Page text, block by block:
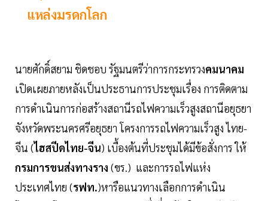
แหล่งมรดกโลก
นายศักดิ์สยาม ชิดชอบ รัฐมนตรีว่าการกระทรวงคมนาคม
เปิดเผยภายหลังเป็นประธานการประชุมเรื่อง การติดตาม
การดำเนินการก่อสร้างสถานีรถไฟความเร็วสูงสถานีอยุธยา
จังหวัดพระนครศรีอยุธยา โครงการรถไฟความเร็วสูง ไทย-
จีน (ไฮสปีดไทย-จีน) เบื้องต้นที่ประชุมได้มีข้อสั่งการ ให้
กรมการขนส่งทางราง (ขร.) และการรถไฟแห่ง
ประเทศไทย (รฟท.)หารือแนวทางเลือกการดำเนิน